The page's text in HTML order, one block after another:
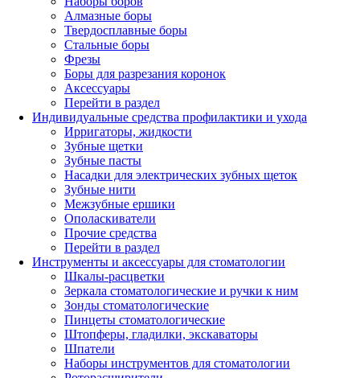
Алмазные боры
Твердосплавные боры
Стальные боры
Фрезы
Боры для разрезания коронок
Аксессуары
Перейти в раздел
Индивидуальные средства профилактики и ухода
Ирригаторы, жидкости
Зубные щетки
Зубные пасты
Насадки для электрических зубных щеток
Зубные нити
Межзубные ершики
Ополаскиватели
Прочие средства
Перейти в раздел
Инструменты и аксессуары для стоматологии
Шкалы-расцветки
Зеркала стоматологические и ручки к ним
Зонды стоматологические
Пинцеты стоматологические
Штопферы, гладилки, экскаваторы
Шпатели
Наборы инструментов для стоматологии